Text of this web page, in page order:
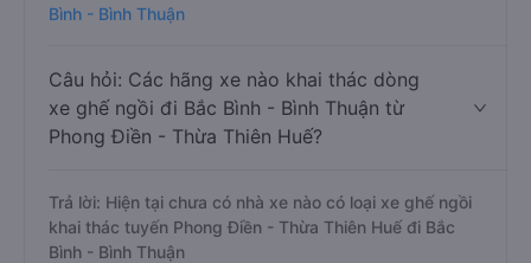
Bình - Bình Thuận
Câu hỏi: Các hãng xe nào khai thác dòng
xe ghế ngồi đi Bắc Bình - Bình Thuận từ
Phong Điền - Thừa Thiên Huế?
Trả lời: Hiện tại chưa có nhà xe nào có loại xe ghế ngồi
khai thác tuyến Phong Điền - Thừa Thiên Huế đi Bắc
Bình - Bình Thuận